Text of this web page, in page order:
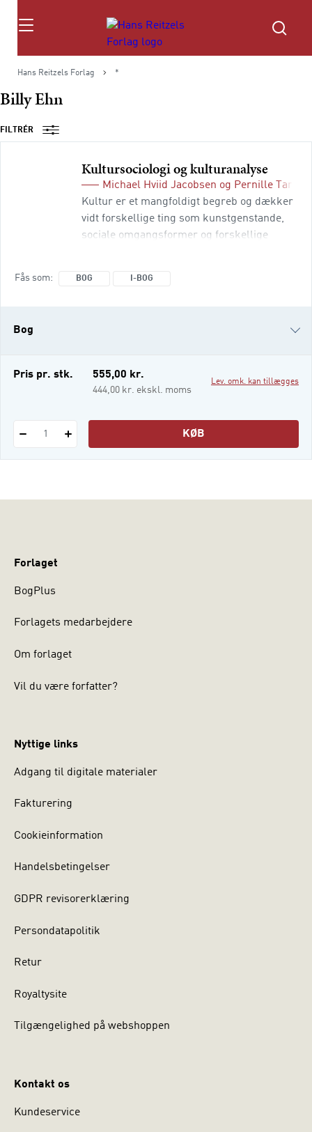
Søg
Hans Reitzels Forlag *
Billy Ehn
FILTRÉR
Kultursociologi og kulturanalyse
Michael Hviid Jacobsen og Pernille
Kultur er et mangfoldigt begreb og dækker
vidt forskellige ting som kunstgenstande,
sociale omgangsformer og forskellige
Kulturbegrebet i teo
Fås som BOG I-BOG
Bog
i-bog
Pris pr. stk. 555,00 kr.
444,00 kr. ekskl. moms
Lev. omk. kan tillægges
1 KØB
Forlaget
BogPlus
Forlagets medarbejdere
Om forlaget
Vil du være forfatter?
Nyttige links
Adgang til digitale materialer
Fakturering
Cookieinformation
Handelsbetingelser
GDPR revisorerklæring
Persondatapolitik
Retur
Royaltysite
Tilgængelighed på webshoppen
Kontakt os
Kundeservice